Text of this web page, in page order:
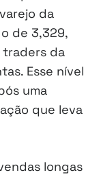
da
de 3,329,
traders da
Esse nível
uma
que leva
longas